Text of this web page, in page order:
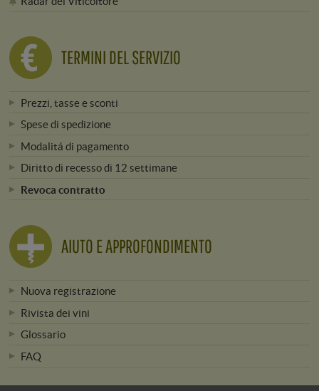
TERMINI DEL SERVIZIO
Prezzi, tasse e sconti
Spese di spedizione
Modalitá di pagamento
Diritto di recesso di 12 settimane
Revoca contratto
AIUTO E APPROFONDIMENTO
Nuova registrazione
Rivista dei vini
Glossario
FAQ